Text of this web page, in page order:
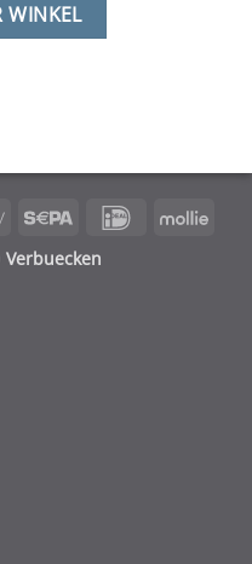
WINKEL
Apple
Sepa IDeal
Verbuecken